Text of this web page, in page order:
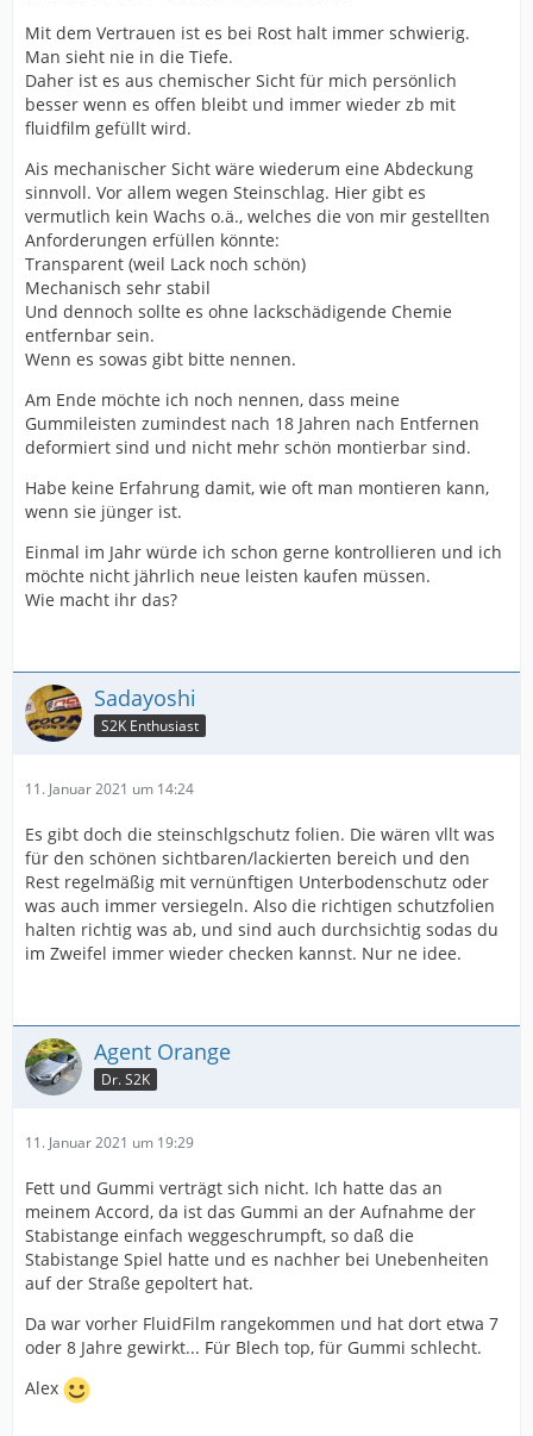
Mit dem Vertrauen ist es bei Rost halt immer schwierig.
Man sieht nie in die Tiefe.
Daher ist es aus chemischer Sicht für mich persönlich
besser wenn es offen bleibt und immer wieder zb mit
fluidfilm gefüllt wird.
Ais mechanischer Sicht wäre wiederum eine Abdeckung
sinnvoll. Vor allem wegen Steinschlag. Hier gibt es
vermutlich kein Wachs o.ä., welches die von mir gestellten
Anforderungen erfüllen könnte:
Transparent (weil Lack noch schön)
Mechanisch sehr stabil
Und dennoch sollte es ohne lackschädigende Chemie
entfernbar sein.
Wenn es sowas gibt bitte nennen.
Am Ende möchte ich noch nennen, dass meine
Gummileisten zumindest nach 18 Jahren nach Entfernen
deformiert sind und nicht mehr schön montierbar sind.
Habe keine Erfahrung damit, wie oft man montieren kann,
wenn sie jünger ist.
Einmal im Jahr würde ich schon gerne kontrollieren und ich
möchte nicht jährlich neue leisten kaufen müssen.
Wie macht ihr das?
Sadayoshi
S2K Enthusiast
11. Januar 2021 um 14:24
Es gibt doch die steinschlgschutz folien. Die wären vllt was
für den schönen sichtbaren/lackierten bereich und den
Rest regelmäßig mit vernünftigen Unterbodenschutz oder
was auch immer versiegeln. Also die richtigen schutzfolien
halten richtig was ab, und sind auch durchsichtig sodas du
im Zweifel immer wieder checken kannst. Nur ne idee.
Agent Orange
Dr. S2K
11. Januar 2021 um 19:29
Fett und Gummi verträgt sich nicht. Ich hatte das an
meinem Accord, da ist das Gummi an der Aufnahme der
Stabistange einfach weggeschrumpft, so daß die
Stabistange Spiel hatte und es nachher bei Unebenheiten
auf der Straße gepoltert hat.
Da war vorher FluidFilm rangekommen und hat dort etwa 7
oder 8 Jahre gewirkt... Für Blech top, für Gummi schlecht.
Alex